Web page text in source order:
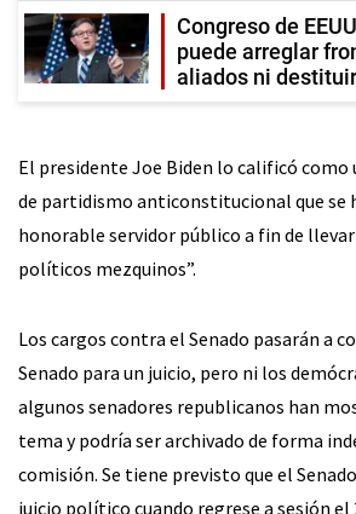
Congreso de
puede arreglar
aliados ni
El presidente Joe Biden lo calificó como
de partidismo anticonstitucional que se
honorable servidor público a fin de llevar
políticos mezquinos”.
Los cargos contra el Senado pasarán a
Senado para un juicio, pero ni los
algunos senadores republicanos han
tema y podría ser archivado de forma
comisión. Se tiene previsto que el
juicio político cuando regrese a sesión el